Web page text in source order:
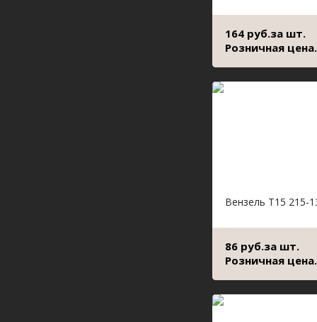
164 руб.за шт.
Розничная цена.
Вензель Т15 215-
86 руб.за шт.
Розничная цена.